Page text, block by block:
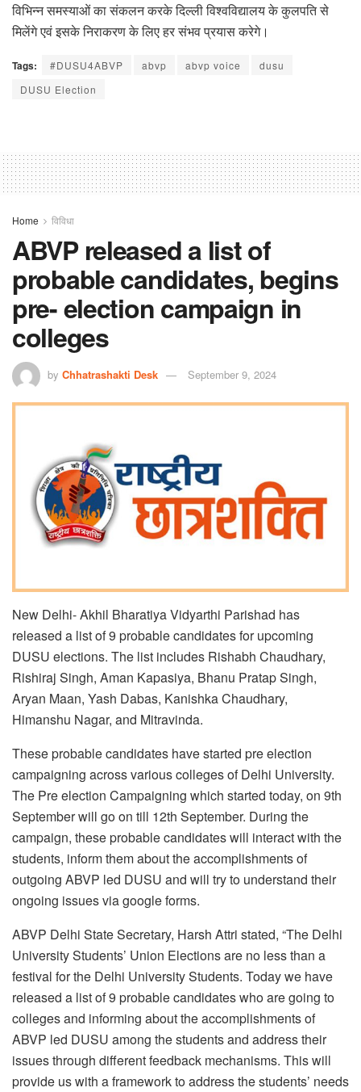
विभिन्न समस्याओं का संकलन करके दिल्ली विश्वविद्यालय के कुलपति से
मिलेंगे एवं इसके निराकरण के लिए हर संभव प्रयास करेगे।
Tags: #DUSU4ABVP abvp abvp voice
dusu
DUSU Election
Home विविधा
ABVP released a list of
probable candidates, begins
pre- election campaign in
colleges
by Chhatrashakti Desk September 9, 2024
New Delhi- Akhil Bharatiya Vidyarthi Parishad has
released a list of 9 probable candidates for upcoming
DUSU elections. The list includes Rishabh Chaudhary,
Rishiraj Singh, Aman Kapasiya, Bhanu Pratap Singh,
Aryan Maan, Yash Dabas, Kanishka Chaudhary,
Himanshu Nagar, and Mitravinda.
These probable candidates have started pre election
campaigning across various colleges of Delhi University.
The Pre election Campaigning which started today, on 9th
September will go on till 12th September. During the
campaign, these probable candidates will interact with the
students, inform them about the accomplishments of
outgoing ABVP led DUSU and will try to understand their
ongoing issues via google forms.
ABVP Delhi State Secretary, Harsh Attri stated, “The Delhi
University Students’ Union Elections are no less than a
festival for the Delhi University Students. Today we have
released a list of 9 probable candidates who are going to
colleges and informing about the accomplishments of
ABVP led DUSU among the students and address their
issues through different feedback mechanisms. This will
provide us with a framework to address the students’ needs